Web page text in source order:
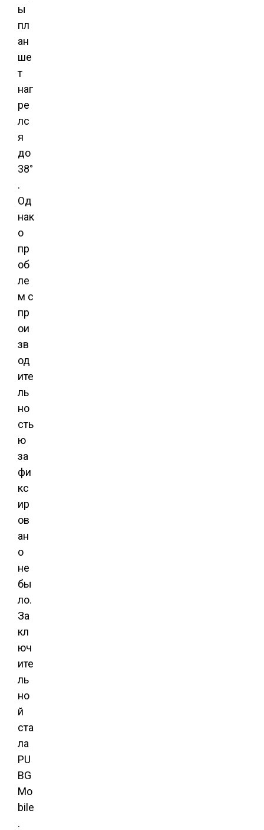
ы
пл
ан
ше
т
наг
ре
лс
я
до
38°
.
Од
нак
о
пр
об
ле
м с
пр
ои
зв
од
ите
ль
но
сть
ю
за
фи
кс
ир
ов
ан
о
не
бы
ло.
За
кл
юч
ите
ль
но
й
ста
ла
PU
BG
Mo
bile
.